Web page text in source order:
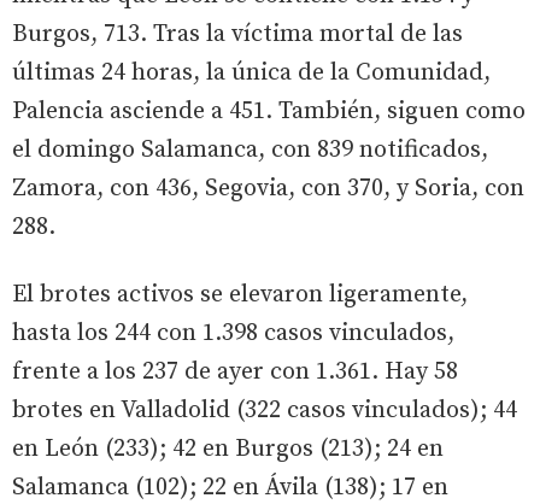
Burgos, 713. Tras la víctima mortal de las
últimas 24 horas, la única de la Comunidad,
Palencia asciende a 451. También, siguen como
el domingo Salamanca, con 839 notificados,
Zamora, con 436, Segovia, con 370, y Soria, con
288.
El brotes activos se elevaron ligeramente,
hasta los 244 con 1.398 casos vinculados,
frente a los 237 de ayer con 1.361. Hay 58
brotes en Valladolid (322 casos vinculados); 44
en León (233); 42 en Burgos (213); 24 en
Salamanca (102); 22 en Ávila (138); 17 en